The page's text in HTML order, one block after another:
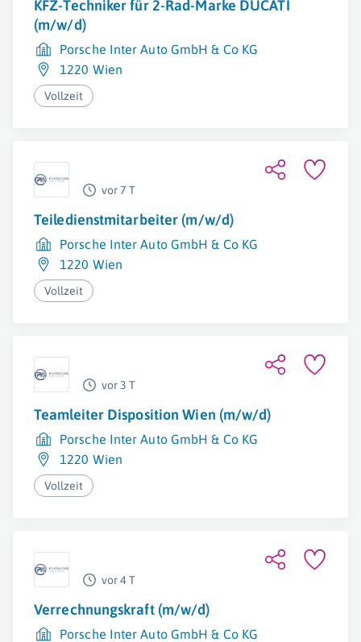
KFZ-Techniker für 2-Rad-Marke DUCATI
(m/w/d)
Porsche Inter Auto GmbH & Co KG
1220 Wien
Vollzeit
vor 7 T
Teiledienstmitarbeiter (m/w/d)
Porsche Inter Auto GmbH & Co KG
1220 Wien
Vollzeit
vor 3 T
Teamleiter Disposition Wien (m/w/d)
Porsche Inter Auto GmbH & Co KG
1220 Wien
Vollzeit
vor 4 T
Verrechnungskraft (m/w/d)
Porsche Inter Auto GmbH & Co KG